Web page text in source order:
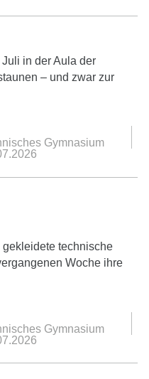
in der Aula der
– und zwar zur
Gymnasium
technische
Woche ihre
Gymnasium